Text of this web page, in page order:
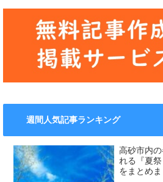
週間人気記事ランキング
高砂市内
れる『夏
をまとめま